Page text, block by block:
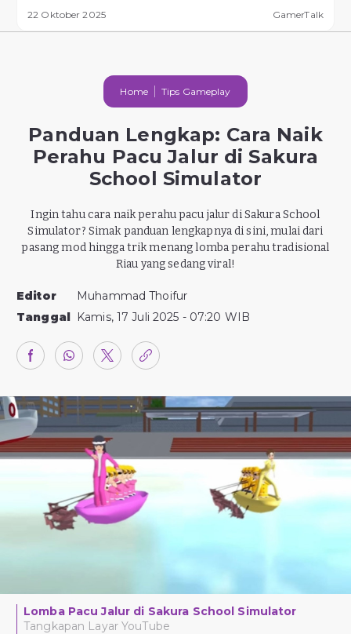
22 Oktober 2025 GamerTalk
Home Tips Gameplay
Panduan Lengkap: Cara Naik
Perahu Pacu Jalur di Sakura
School Simulator
Ingin tahu cara naik perahu pacu jalur di Sakura School
Simulator? Simak panduan lengkapnya di sini, mulai dari
pasang mod hingga trik menang lomba perahu tradisional
Riau yang sedang viral!
Editor
Muhammad Thoifur
Tanggal Kamis, 17 Juli 2025 - 07:20 WIB
Lomba Pacu Jalur di Sakura School Simulator
Tangkapan Layar YouTube